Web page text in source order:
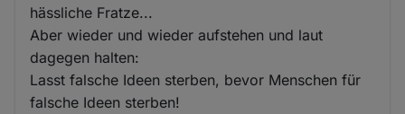
hässliche Fratze...
Aber wieder und wieder aufstehen und laut
dagegen halten:
Lasst falsche Ideen sterben, bevor Menschen für
falsche Ideen sterben!